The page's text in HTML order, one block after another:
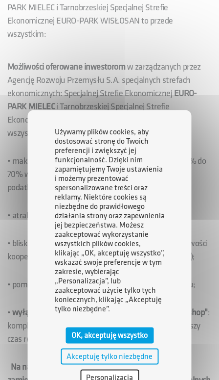
PARK MIELEC i Tarnobrzeskiej Specjalnej Strefie
Ekonomicznej EURO-PARK WISŁOSAN to przede
wszystkim:
Możliwości oferowane inwestoromw zarządzanych przez
Agencję Rozwoju Przemysłu S.A. specjalnych strefach
ekonomicznych: Specjalnej Strefie EkonomicznejEURO-
PARK MIELECi Tarnobrzeskiej Specjalnej Strefie
Ekonomicznej
wszystkim:
• maksymalna intensywność pomocy publicznej od 50% do
70% wielkości nakładów inwestycyjnych w formie ulgi
podatkowej;
• atrakcyjne nieruchomości pod inwestycje;
• bliskość rozwijających się rynków oraz szerokie możliwości
kooperacyjne w strefach i otoczeniu (produkcja, usługi);
• pomoc organizacyjna i prawna przy obsłudze projektu;
•wyłącznie w SSE EURO-PARK Mielec - "one - stop - shop":
kompleksowa obsługa projektu gwarantująca najkrótszy
czas realizacji inwestycji.
Na naszej stronie internetowej w zakładce SSE
Używamy plików cookies, aby
dostosować stronę do Twoich
preferencji i zwiększyć jej
funkcjonalność. Dzięki nim
zapamiętujemy Twoje ustawienia
i możemy prezentować
spersonalizowane treści oraz
reklamy. Niektóre cookies są
niezbędne do prawidłowego
działania strony oraz zapewnienia
jej bezpieczeństwa. Możesz
zaakceptować wykorzystanie
wszystkich plików cookies,
klikając „OK, akceptuję wszystko”,
wskazać swoje preferencje w tym
zakresie, wybierając
„Personalizacja”, lub
zaakceptować użycie tylko tych
koniecznych, klikając „Akceptuję
tylko niezbędne”.
OK, akceptuję wszystko
Akceptuję tylko niezbędne
Personalizacja